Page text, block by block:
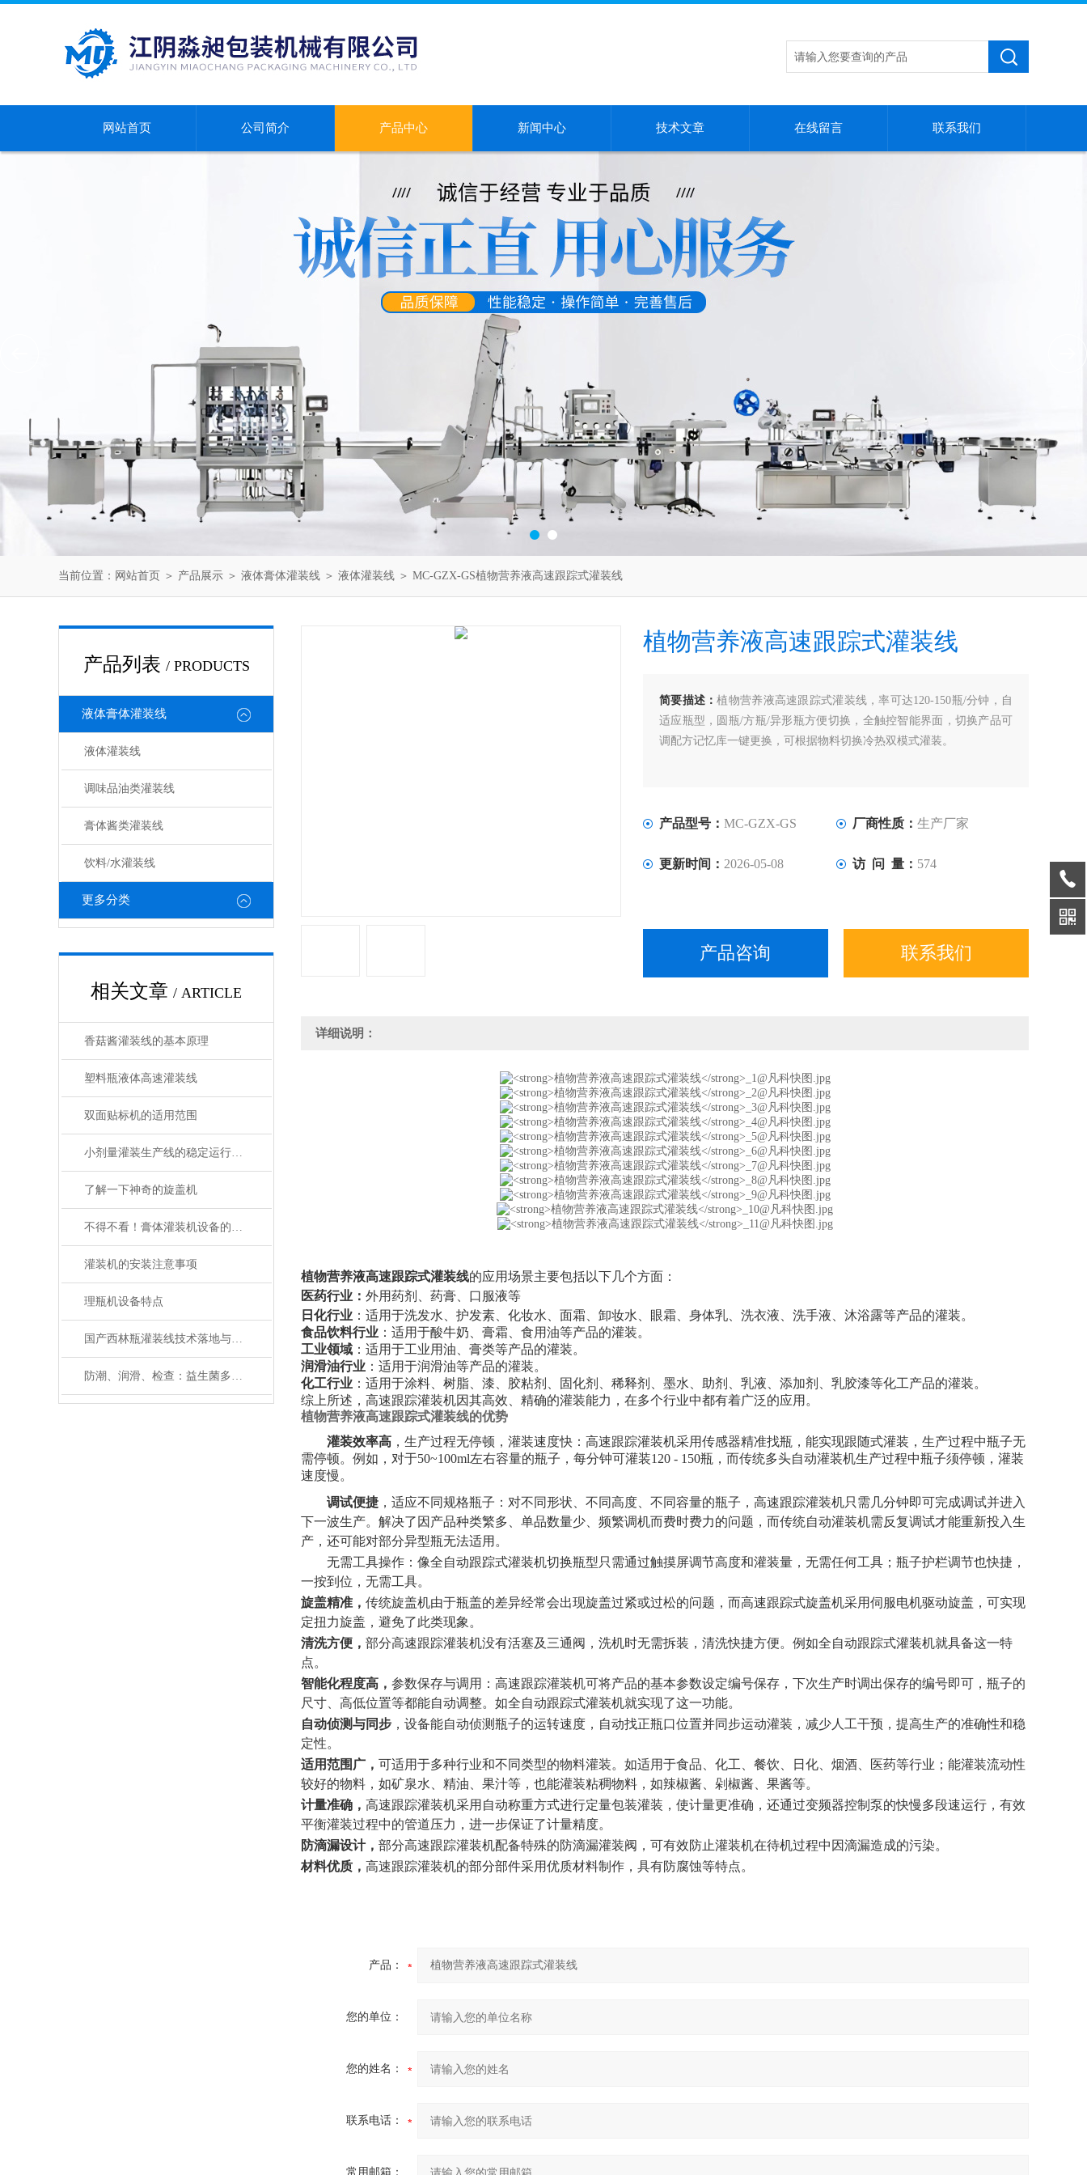
网站首页 公司简介 产品中心 新闻中心 技术文章 在线留言 联系我们
当前位置： 网站首页 ＞ 产品展示 ＞ 液体膏体灌装线 ＞ 液体灌装线 ＞ MC-GZX-GS植物营养液高速跟踪式灌装线
产品列表 / PRODUCTS
液体膏体灌装线
液体灌装线
调味品油类灌装线
膏体酱类灌装线
饮料/水灌装线
更多分类
相关文章 / ARTICLE
香菇酱灌装线的基本原理
塑料瓶液体高速灌装线
双面贴标机的适用范围
小剂量灌装生产线的稳定运行与维护管理
了解一下神奇的旋盖机
不得不看！膏体灌装机设备的优势让人眼前一亮！
灌装机的安装注意事项
理瓶机设备特点
国产西林瓶灌装线技术落地与生产痛点探析——基于淼昶MC-XLP-2D系列设备的实践研究
防潮、润滑、检查：益生菌多列包装机维护三大关键词
植物营养液高速跟踪式灌装线
简要描述：植物营养液高速跟踪式灌装线，率可达120-150瓶/分钟，自
适应瓶型，圆瓶/方瓶/异形瓶方便切换，全触控智能界面，切换产品可
调配方记忆库一键更换，可根据物料切换冷热双模式灌装。
产品型号： MC-GZX-GS 厂商性质： 生产厂家
更新时间： 2026-05-08 访 问 量： 574
产品咨询 联系我们
详细说明：
植物营养液高速跟踪式灌装线的应用场景主要包括以下几个方面：
医药行业： 外用药剂、药膏、口服液等
日化行业 ：适用于洗发水、护发素、化妆水、面霜、卸妆水、眼霜、身体乳、洗衣液、洗手液、沐浴露等产品的灌装。
食品饮料行业 ：适用于酸牛奶、膏霜、食用油等产品的灌装。
工业领域 ：适用于工业用油、膏类等产品的灌装。
润滑油行业 ：适用于润滑油等产品的灌装。
化工行业 ：适用于涂料、树脂、漆、胶粘剂、固化剂、稀释剂、墨水、助剂、乳液、添加剂、乳胶漆等化工产品的灌装。
综上所述，高速跟踪灌装机因其高效、精确的灌装能力，在多个行业中都有着广泛的应用。
植物营养液高速跟踪式灌装线的优势
灌装效率高 ，生产过程无停顿，灌装速度快：高速跟踪灌装机采用传感器精准找瓶，能实现跟随式灌装，生产过程中瓶子无
需停顿。例如，对于50~100ml左右容量的瓶子，每分钟可灌装1 20 - 1 50瓶，而传统多头自动灌装机生产过程中瓶子须停顿，灌装
速度慢。
调试便捷 ，适应不同规格瓶子：对不同形状、不同高度、不同容量的瓶子，高速跟踪灌装机只需几分钟即可完成调试并进入
下一波生产。解决了因产品种类繁多、单品数量少、频繁调机而费时费力的问题，而传统自动灌装机需反复调试才能重新投入生
产，还可能对部分异型瓶无法适用。
无需工具操作：像全自动跟踪式灌装机切换瓶型只需通过触摸屏调节高度和灌装量，无需任何工具；瓶子护栏调节也快捷，
一按到位，无需工具。
旋盖精准 ， 传统旋盖机由于瓶盖的差异经常会出现旋盖过紧或过松的问题，而高速跟踪式旋盖机采用伺服电机驱动旋盖，可实现
定扭力旋盖，避免了此类现象。
清洗方便 ， 部分高速跟踪灌装机没有活塞及三通阀，洗机时无需拆装，清洗快捷方便。例如全自动跟踪式灌装机就具备这一特
点。
智能化程度高 ， 参数保存与调用：高速跟踪灌装机可将产品的基本参数设定编号保存，下次生产时调出保存的编号即可，瓶子的
尺寸、高低位置等都能自动调整。如全自动跟踪式灌装机就实现了这一功能。
自动侦测与同步 ，设备能自动侦测瓶子的运转速度，自动找正瓶口位置并同步运动灌装，减少人工干预，提高生产的准确性和稳
定性。
适用范围广 ， 可适用于多种行业和不同类型的物料灌装。如适用于食品、化工、餐饮、日化、烟酒、医药等行业；能灌装流动性
较好的物料，如矿泉水、精油、果汁等，也能灌装粘稠物料，如辣椒酱、剁椒酱、果酱等。
计量准确 ， 高速跟踪灌装机采用自动称重方式进行定量包装灌装，使计量更准确，还通过变频器控制泵的快慢多段速运行，有效
平衡灌装过程中的管道压力，进一步保证了计量精度。
防滴漏设计， 部分高速跟踪灌装机配备特殊的防滴漏灌装阀，可有效防止灌装机在待机过程中因滴漏造成的污染。
材料优质 ， 高速跟踪灌装机的部分部件采用优质材料制作，具有防腐蚀等特点。
产品：
您的单位：
您的姓名：
联系电话：
常用邮箱：